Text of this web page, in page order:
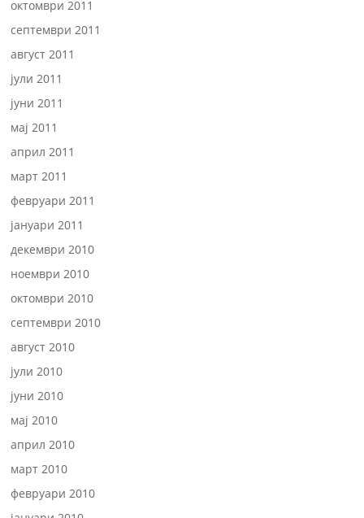
октомври 2011
септември 2011
август 2011
јули 2011
јуни 2011
мај 2011
април 2011
март 2011
февруари 2011
јануари 2011
декември 2010
ноември 2010
октомври 2010
септември 2010
август 2010
јули 2010
јуни 2010
мај 2010
април 2010
март 2010
февруари 2010